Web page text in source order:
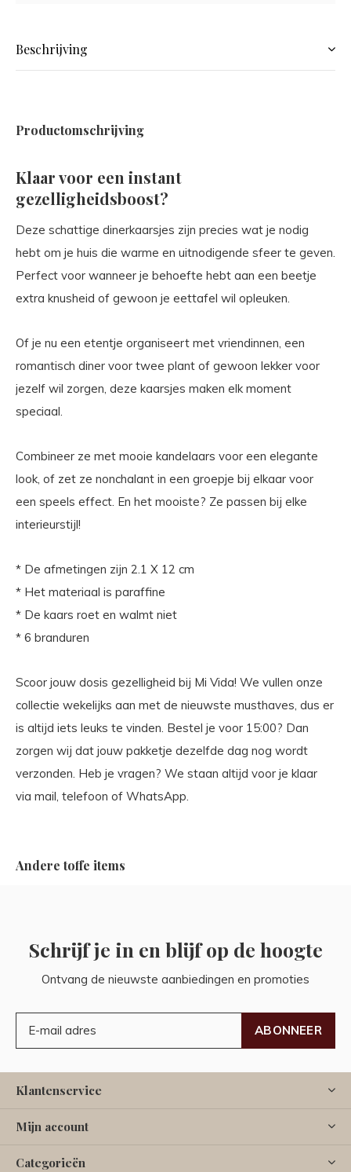
Beschrijving
Productomschrijving
Klaar voor een instant
gezelligheidsboost?
Deze schattige dinerkaarsjes zijn precies wat je nodig
hebt om je huis die warme en uitnodigende sfeer te geven.
Perfect voor wanneer je behoefte hebt aan een beetje
extra knusheid of gewoon je eettafel wil opleuken.
Of je nu een etentje organiseert met vriendinnen, een
romantisch diner voor twee plant of gewoon lekker voor
jezelf wil zorgen, deze kaarsjes maken elk moment
speciaal.
Combineer ze met mooie kandelaars voor een elegante
look, of zet ze nonchalant in een groepje bij elkaar voor
een speels effect. En het mooiste? Ze passen bij elke
interieurstijl!
* De afmetingen zijn 2.1 X 12 cm
* Het materiaal is paraffine
* De kaars roet en walmt niet
* 6 branduren
Scoor jouw dosis gezelligheid bij Mi Vida! We vullen onze
collectie wekelijks aan met de nieuwste musthaves, dus er
is altijd iets leuks te vinden. Bestel je voor 15:00? Dan
zorgen wij dat jouw pakketje dezelfde dag nog wordt
verzonden. Heb je vragen? We staan altijd voor je klaar
via mail, telefoon of WhatsApp.
Andere toffe items
Schrijf je in en blijf op de hoogte
Ontvang de nieuwste aanbiedingen en promoties
ABONNEER
Klantenservice
Mijn account
Categorieën